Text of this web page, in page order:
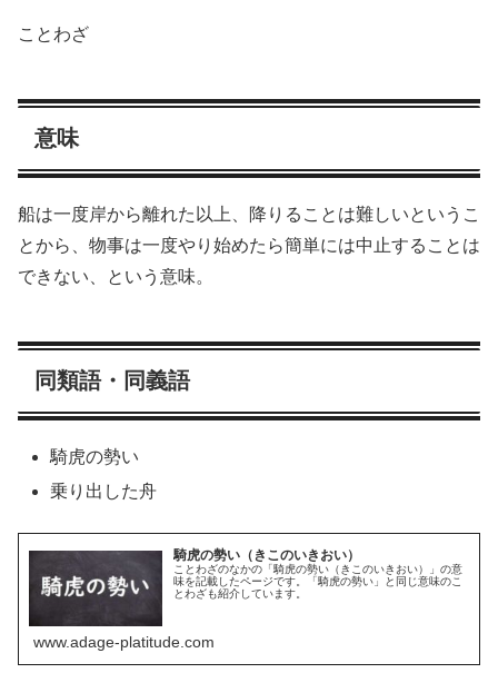
ことわざ
意味
船は一度岸から離れた以上、降りることは難しいというこ
とから、物事は一度やり始めたら簡単には中止することは
できない、という意味。
同類語・同義語
騎虎の勢い
乗り出した舟
騎虎の勢い（きこのいきおい）
ことわざのなかの「騎虎の勢い（きこのいきおい）」の意
味を記載したページです。「騎虎の勢い」と同じ意味のこ
とわざも紹介しています。
www.adage-platitude.com